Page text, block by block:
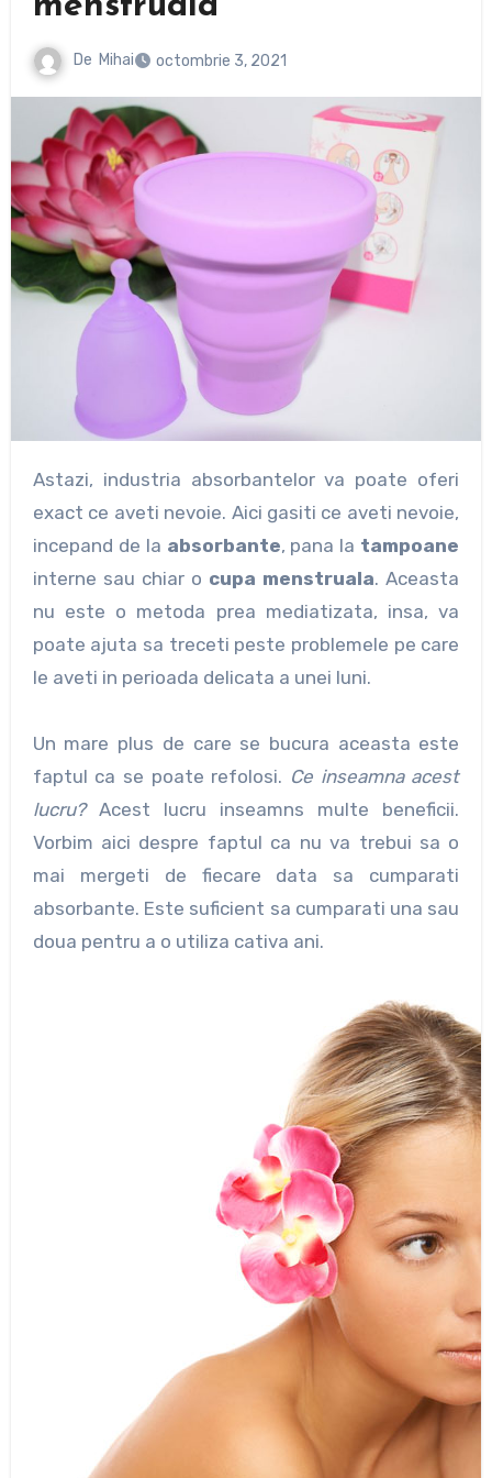
De Mihai octombrie 3, 2021
Astazi, industria absorbantelor va poate oferi
exact ce aveti nevoie. Aici gasiti ce aveti nevoie,
incepand de la absorbante, pana la tampoane
interne sau chiar o cupa menstruala. Aceasta
nu este o metoda prea mediatizata, insa, va
poate ajuta sa treceti peste problemele pe care
le aveti in perioada delicata a unei luni.
Un mare plus de care se bucura aceasta este
faptul ca se poate refolosi. Ce inseamna acest
lucru?Acest lucru inseamns multe beneficii.
Vorbim aici despre faptul ca nu va trebui sa o
mai mergeti de fiecare data sa cumparati
absorbante. Este suficient sa cumparati una sau
doua pentru a o utiliza cativa ani.